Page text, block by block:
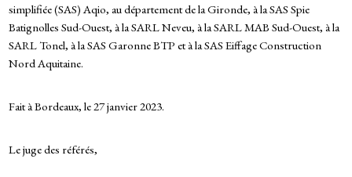
simplifiée (SAS) Aqio, au département de la Gironde, à la SAS Spie
Batignolles Sud-Ouest, à la SARL Neveu, à la SARL MAB Sud-Ouest, à la
SARL Tonel, à la SAS Garonne BTP et à la SAS Eiffage Construction
Nord Aquitaine.
Fait à Bordeaux, le 27 janvier 2023.
Le juge des référés,